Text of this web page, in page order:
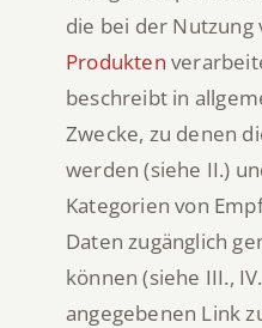
die bei der Nutzung
Produkten
beschreibt in
Zwecke, zu denen
werden (siehe II.)
Kategorien von
Daten zugänglich
können (siehe III.,
angegebenen Link